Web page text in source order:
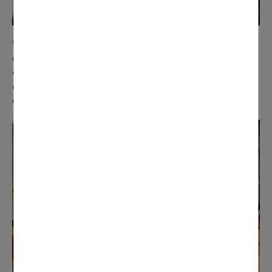
Vue d’architecte sur la rue de la gare. La disparition
des arcades permettra de disposer les vitrines des
commerces de la résidence directement en bordure
des trottoirs, pour plus de visibilité et de cohérence
esthétique avec le nouveau Cœur de ville.